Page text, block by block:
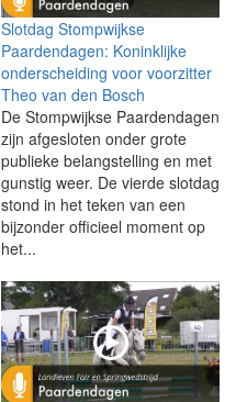
Slotdag Stompwijkse
Paardendagen: Koninklijke
onderscheiding voor voorzitter
Theo van den Bosch
De Stompwijkse Paardendagen
zijn afgesloten onder grote
publieke belangstelling en met
gunstig weer. De vierde slotdag
stond in het teken van een
bijzonder officieel moment op
het...